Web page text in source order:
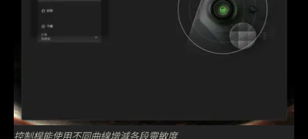
控制桿能使用不同曲線增減各段靈敏度